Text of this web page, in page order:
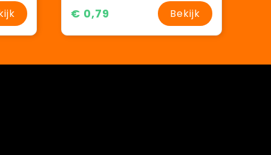
€ 0,79 Bekijk